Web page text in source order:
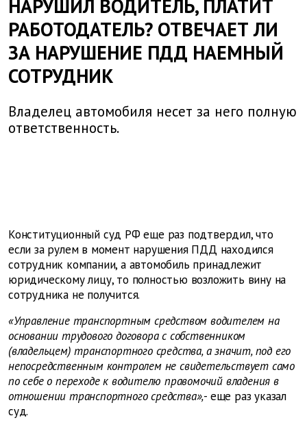
НАРУШИЛ ВОДИТЕЛЬ, ПЛАТИТ
РАБОТОДАТЕЛЬ? ОТВЕЧАЕТ ЛИ
ЗА НАРУШЕНИЕ ПДД НАЕМНЫЙ
СОТРУДНИК
Владелец автомобиля несет за него полную
ответственность.
Конституционный суд РФ еще раз подтвердил, что
если за рулем в момент нарушения ПДД находился
сотрудник компании, а автомобиль принадлежит
юридическому лицу, то полностью возложить вину на
сотрудника не получится.
«Управление транспортным средством водителем на
основании трудового договора с собственником
(владельцем) транспортного средства, а значит, под его
непосредственным контролем не свидетельствует само
по себе о переходе к водителю правомочий владения в
отношении транспортного средства»,- еще раз указал
суд.